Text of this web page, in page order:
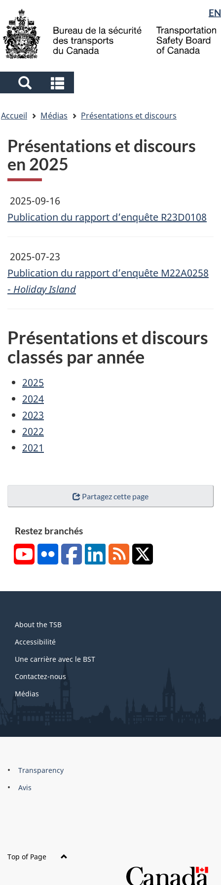
to
main
to
"About
government"
à
la
Sélection
de
la
langue
EN
Search
and
menus
and
menus
êtes
ici
Accueil Médias Présentations et discours
Présentations et discours
en 2025
2025-09-16
Publication du rapport d’enquête R23D0108
2025-07-23
Publication du rapport d’enquête M22A0258
- Holiday Island
Présentations et discours
classés par année
2025
2024
2023
2022
2021
Partagez cette page
Restez branchés
YouTubeFlickr FacebookLinkedInRSS
this
site
About the TSB
Accessibilité
Une carrière avec le BST
Contactez-nous
Médias
About
this
Brand
Transparency
Avis
Top of Page